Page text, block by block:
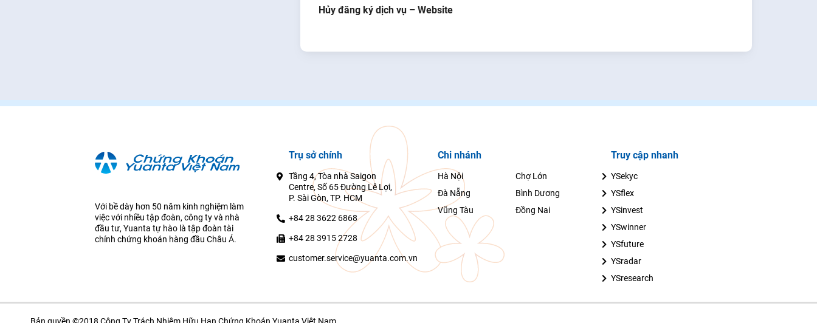
Hủy đăng ký dịch vụ – Website
Với bề dày hơn 50 năm kinh nghiệm làm
việc với nhiều tập đoàn, công ty và nhà
đầu tư, Yuanta tự hào là tập đoàn tài
chính chứng khoán hàng đầu Châu Á.
Trụ sở chính
Tầng 4, Tòa nhà Saigon
Centre, Số 65 Đường Lê Lợi,
P. Sài Gòn, TP. HCM
+84 28 3622 6868
+84 28 3915 2728
customer.service@yuanta.com.vn
Chi nhánh
Hà Nội
Chợ Lớn
Đà Nẵng
Bình Dương
Vũng Tàu
Đồng Nai
Truy cập nhanh
YSekyc
YSflex
YSinvest
YSwinner
YSfuture
YSradar
YSresearch